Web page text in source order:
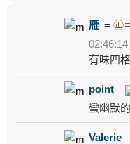
雁 =㊣
02:46:14
有味四
point
蠻幽默的
Valerie